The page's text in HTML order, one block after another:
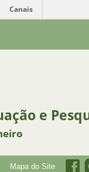
Canais
e
Mapa do Site